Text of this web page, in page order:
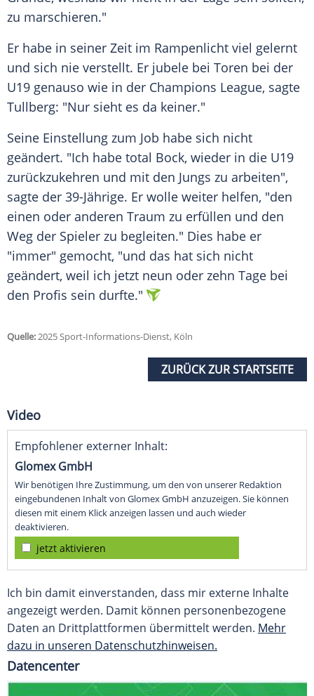
zu marschieren."
Er habe in seiner Zeit im Rampenlicht viel gelernt
und sich nie verstellt. Er jubele bei Toren bei der
U19 genauso wie in der Champions League, sagte
Tullberg: "Nur sieht es da keiner."
Seine Einstellung zum Job habe sich nicht
geändert. "Ich habe total Bock, wieder in die U19
zurückzukehren und mit den Jungs zu arbeiten",
sagte der 39-Jährige. Er wolle weiter helfen, "den
einen oder anderen Traum zu erfüllen und den
Weg der Spieler zu begleiten." Dies habe er
"immer" gemocht, "und das hat sich nicht
geändert, weil ich jetzt neun oder zehn Tage bei
den Profis sein durfte."
Quelle:2025 Sport-Informations-Dienst, Köln
ZURÜCK ZUR STARTSEITE
Video
Empfohlener externer Inhalt:
Glomex GmbH
Wir benötigen Ihre Zustimmung, um den von unserer Redaktion
eingebundenen Inhalt von Glomex GmbH anzuzeigen. Sie können
diesen mit einem Klick anzeigen lassen und auch wieder
deaktivieren.
jetzt aktivieren
Ich bin damit einverstanden, dass mir externe Inhalte
angezeigt werden. Damit können personenbezogene
Daten an Drittplattformen übermittelt werden. Mehr
dazu in unseren Datenschutzhinweisen.
Datencenter